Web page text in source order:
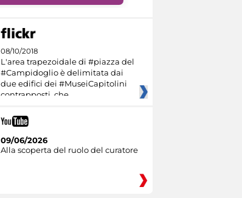
08/10/2018
L'area trapezoidale di #piazza del
#Campidoglio è delimitata dai
due edifici dei #MuseiCapitolini
contrapposti, che
09/06/2026
Alla scoperta del ruolo del curatore